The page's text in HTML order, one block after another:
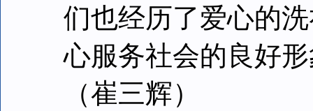
们也经历了爱心的
心服务社会的良好
（崔三辉）